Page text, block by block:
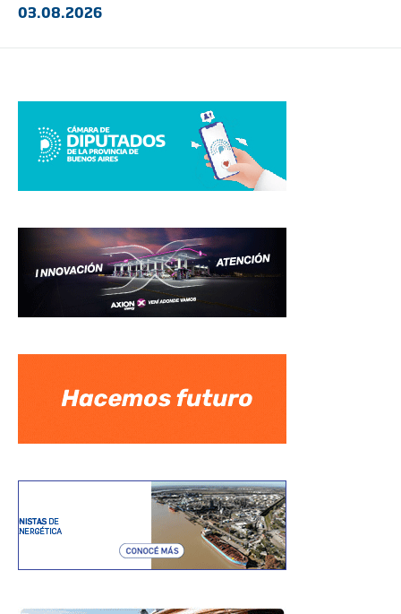
03.08.2026